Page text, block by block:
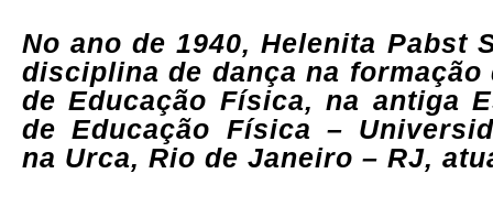
No ano de 1940, Helenita Pabst
disciplina de dança na
de Educação Física, na antiga
de Educação Física –
na Urca, Rio de Janeiro – RJ,